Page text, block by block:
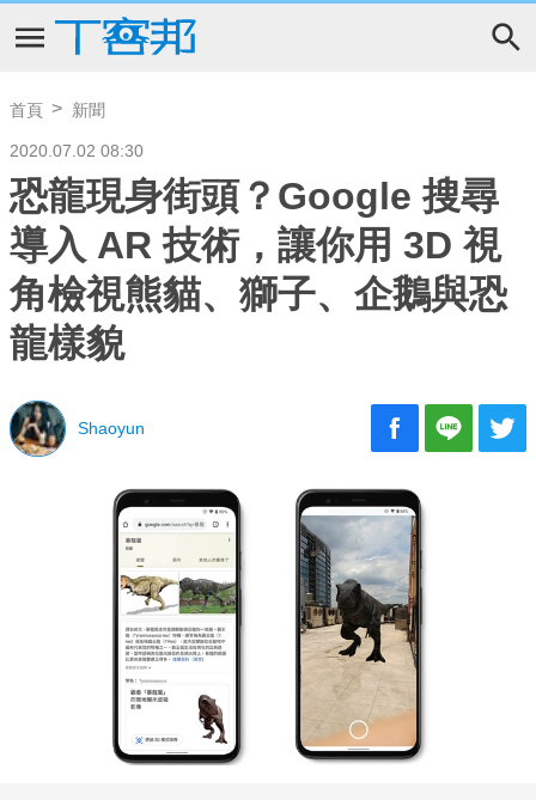
首頁 新聞
2020.07.02 08:30
恐龍現身街頭？Google 搜尋
導入 AR 技術，讓你用 3D 視
角檢視熊貓、獅子、企鵝與恐
龍樣貌
Shaoyun